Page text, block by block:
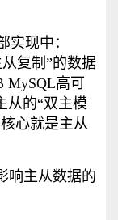
实现中：
复制”的数据
高可
从的“双主模
心就是主从
响主从数据的